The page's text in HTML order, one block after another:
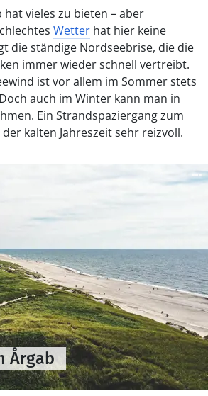
hat vieles zu bieten – aber
Wetter hat hier keine
die ständige Nordseebrise, die die
immer wieder schnell vertreibt.
ist vor allem im Sommer stets
auch im Winter kann man in
Ein Strandspaziergang zum
kalten Jahreszeit sehr reizvoll.
Årgab